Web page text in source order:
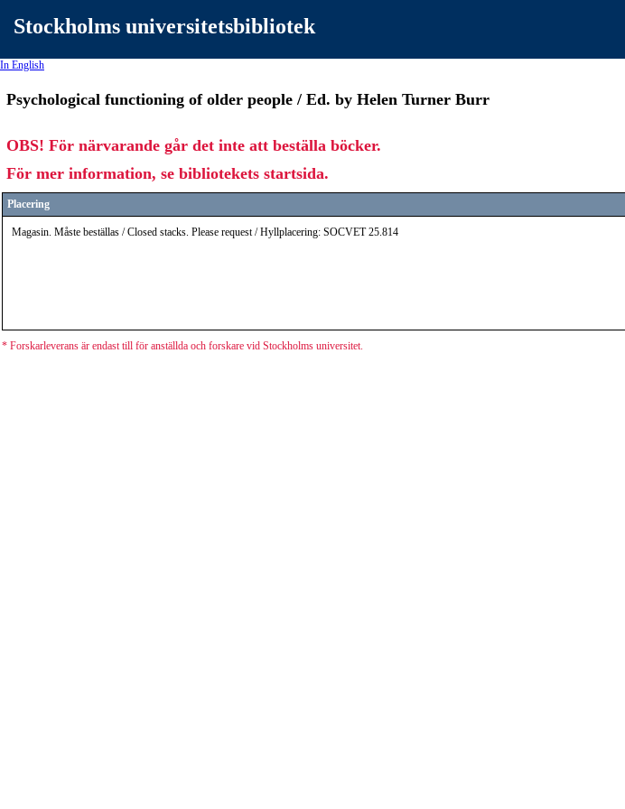
Stockholms universitetsbibliotek
In English
Psychological functioning of older people / Ed. by Helen Turner Burr
OBS! För närvarande går det inte att beställa böcker.
För mer information, se bibliotekets startsida.
Placering
Magasin. Måste beställas / Closed stacks. Please request / Hyllplacering: SOCVET 25.814
* Forskarleverans är endast till för anställda och forskare vid Stockholms universitet.